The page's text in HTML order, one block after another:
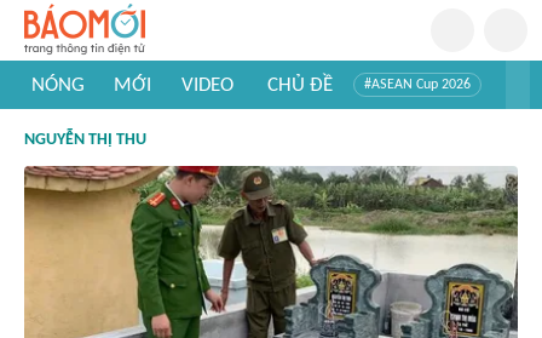
NÓNG MỚI VIDEO CHỦ ĐỀ #ASEAN Cup 2026
#Khám phá thế giới
NGUYỄN THỊ THU